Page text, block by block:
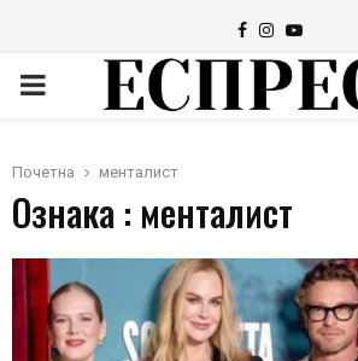
Facebook
Instagram
Youtube
PRIMARY
Почетна менталист
Ознака : менталист